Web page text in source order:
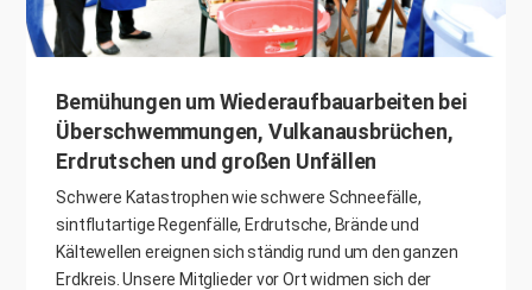
Bemühungen um Wiederaufbauarbeiten bei
Überschwemmungen, Vulkanausbrüchen,
Erdrutschen und großen Unfällen
Schwere Katastrophen wie schwere Schneefälle,
sintflutartige Regenfälle, Erdrutsche, Brände und
Kältewellen ereignen sich ständig rund um den ganzen
Erdkreis. Unsere Mitglieder vor Ort widmen sich der